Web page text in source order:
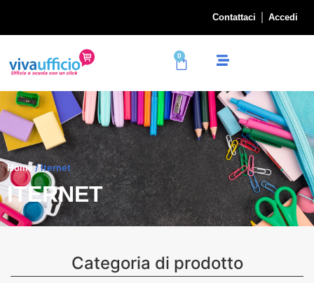
Contattaci Accedi
0
Home/ Iternet
ITERNET
Categoria di prodotto